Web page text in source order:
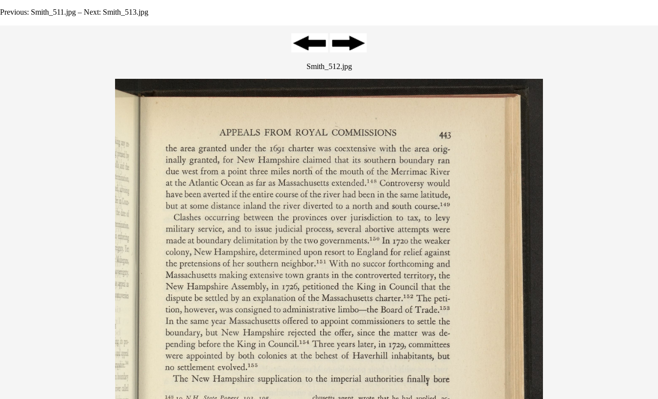
Previous: Smith_511.jpg – Next: Smith_513.jpg
Smith_512.jpg